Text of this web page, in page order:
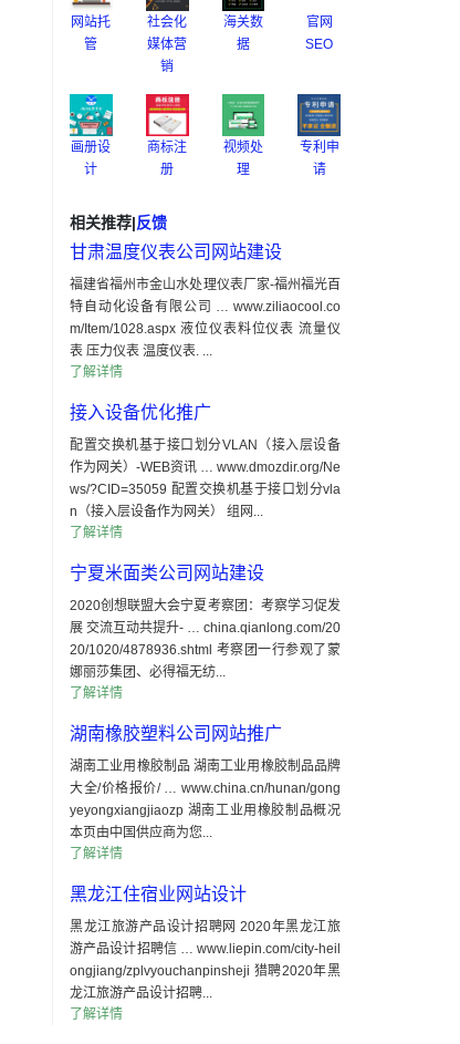
网站托
管
社会化
媒体营
销
海关数
据
官网
SEO
画册设
计
商标注
册
视频处
理
专利申
请
相关推荐|反馈
甘肃温度仪表公司网站建设
福建省福州市金山水处理仪表厂家-福州福光百
特自动化设备有限公司 … www.ziliaocool.co
m/Item/1028.aspx 液位仪表料位仪表 流量仪
表 压力仪表 温度仪表. ...
了解详情
接入设备优化推广
配置交换机基于接口划分VLAN（接入层设备
作为网关）-WEB资讯 … www.dmozdir.org/Ne
ws/?CID=35059 配置交换机基于接口划分vla
n（接入层设备作为网关） 组网...
了解详情
宁夏米面类公司网站建设
2020创想联盟大会宁夏考察团：考察学习促发
展 交流互动共提升- … china.qianlong.com/20
20/1020/4878936.shtml 考察团一行参观了蒙
娜丽莎集团、必得福无纺...
了解详情
湖南橡胶塑料公司网站推广
湖南工业用橡胶制品 湖南工业用橡胶制品品牌
大全/价格报价/ … www.china.cn/hunan/gong
yeyongxiangjiaozp 湖南工业用橡胶制品概况
本页由中国供应商为您...
了解详情
黑龙江住宿业网站设计
黑龙江旅游产品设计招聘网 2020年黑龙江旅
游产品设计招聘信 … www.liepin.com/city-heil
ongjiang/zplvyouchanpinsheji 猎聘2020年黑
龙江旅游产品设计招聘...
了解详情